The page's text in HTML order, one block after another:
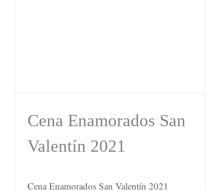
Cena Enamorados San
Valentín 2021
Cena Enamorados San Valentín 2021